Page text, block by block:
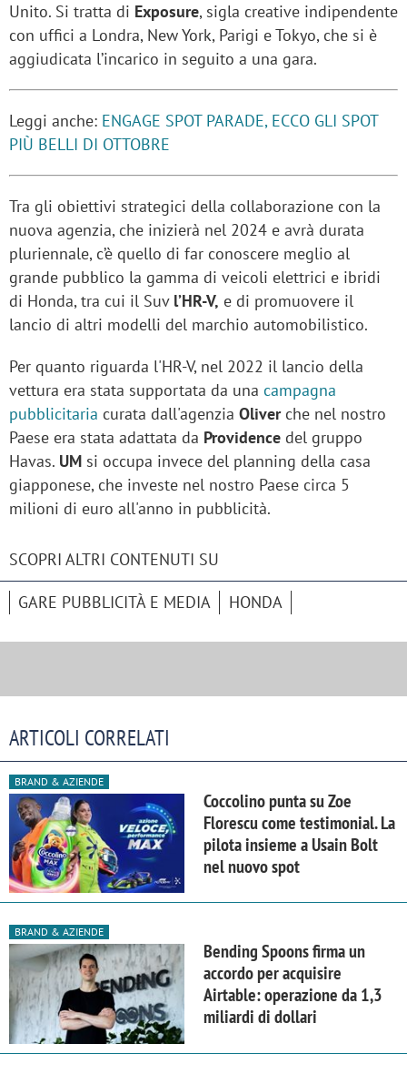
Unito. Si tratta di Exposure, sigla creative indipendente
con uffici a Londra, New York, Parigi e Tokyo, che si è
aggiudicata l’incarico in seguito a una gara.
Leggi anche: ENGAGE SPOT PARADE, ECCO GLI SPOT
PIÙ BELLI DI OTTOBRE
Tra gli obiettivi strategici della collaborazione con la
nuova agenzia, che inizierà nel 2024 e avrà durata
pluriennale, c’è quello di far conoscere meglio al
grande pubblico la gamma di veicoli elettrici e ibridi
di Honda, tra cui il Suv l’HR-V, e di promuovere il
lancio di altri modelli del marchio automobilistico.
Per quanto riguarda l'HR-V, nel 2022 il lancio della
vettura era stata supportata da una campagna
pubblicitaria curata dall'agenzia Oliverche nel nostro
Paese era stata adattata da Providence del gruppo
Havas. UM si occupa invece del planning della casa
giapponese, che investe nel nostro Paese circa 5
milioni di euro all'anno in pubblicità.
SCOPRI ALTRI CONTENUTI SU
GARE PUBBLICITÀ E MEDIA HONDA
ARTICOLI CORRELATI
BRAND & AZIENDE
Coccolino punta su Zoe
Florescu come testimonial. La
pilota insieme a Usain Bolt
nel nuovo spot
BRAND & AZIENDE
Bending Spoons firma un
accordo per acquisire
Airtable: operazione da 1,3
miliardi di dollari